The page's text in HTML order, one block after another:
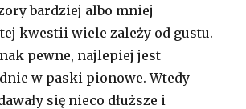
bardziej albo mniej
kwestii wiele zależy od gustu.
pewne, najlepiej jest
w paski pionowe. Wtedy
się nieco dłuższe i